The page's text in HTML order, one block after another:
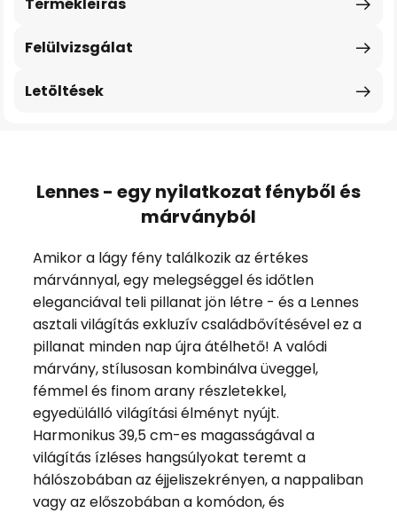
Felülvizsgálat
Letöltések
Lennes - egy nyilatkozat fényből és
márványból
Amikor a lágy fény találkozik az értékes
márvánnyal, egy melegséggel és időtlen
eleganciával teli pillanat jön létre - és a Lennes
asztali világítás exkluzív családbővítésével ez a
pillanat minden nap újra átélhető! A valódi
márvány, stílusosan kombinálva üveggel,
fémmel és finom arany részletekkel,
egyedülálló világítási élményt nyújt.
Harmonikus 39,5 cm-es magasságával a
világítás ízléses hangsúlyokat teremt a
hálószobában az éjjeliszekrényen, a nappaliban
vagy az előszobában a komódon, és